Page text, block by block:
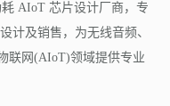
AIoT 芯片设计厂商，专
计及销售，为无线音频、
联网(AIoT)领域提供专业